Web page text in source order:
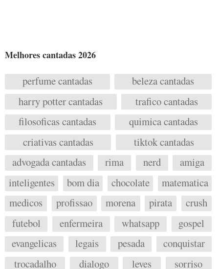
Melhores cantadas 2026
perfume cantadas
beleza cantadas
harry potter cantadas
trafico cantadas
filosoficas cantadas
quimica cantadas
criativas cantadas
tiktok cantadas
advogada cantadas
rima nerd
amiga
inteligentes
bom dia chocolate
matematica
medicos
profissao morena pirata
crush
futebol
enfermeira whatsapp
gospel
evangelicas
legais pesada
conquistar
trocadalho
dialogo leves sorriso